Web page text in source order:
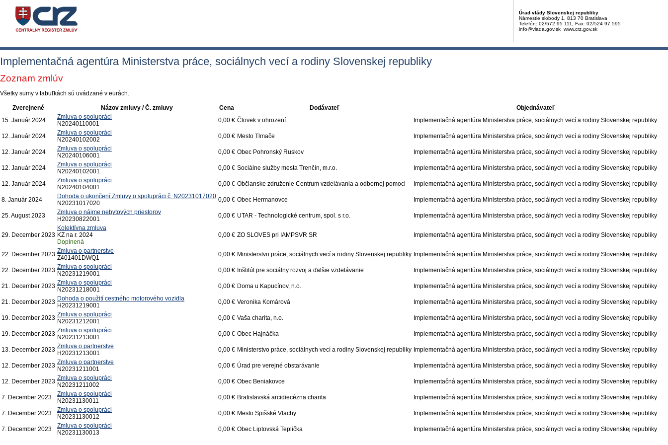
Úrad vlády Slovenskej republiky
Námestie slobody 1, 813 70 Bratislava
Telefón: 02/572 95 111, Fax: 02/524 97 595
info@vlada.gov.sk www.crz.gov.sk
Implementačná agentúra Ministerstva práce, sociálnych vecí a rodiny Slovenskej republiky
Zoznam zmlúv
Všetky sumy v tabuľkách sú uvádzané v eurách.
Zverejnené Názov zmluvy / Č. zmluvy Cena Dodávateľ
Objednávateľ
15. Január 2024
Zmluva o spolupráci
N20240110001
0,00 € Človek v ohrození Implementačná agentúra Ministerstva práce, sociálnych vecí a rodiny Slovenskej republiky
12. Január 2024
Zmluva o spolupráci
N20240102002
0,00 € Mesto Tlmače Implementačná agentúra Ministerstva práce, sociálnych vecí a rodiny Slovenskej republiky
12. Január 2024
Zmluva o spolupráci
N20240106001
0,00 € Obec Pohronský Ruskov Implementačná agentúra Ministerstva práce, sociálnych vecí a rodiny Slovenskej republiky
12. Január 2024
Zmluva o spolupráci
N20240102001
0,00 € Sociálne služby mesta Trenčín, m.r.o. Implementačná agentúra Ministerstva práce, sociálnych vecí a rodiny Slovenskej republiky
12. Január 2024
Zmluva o spolupráci
N20240104001
0,00 € Občianske združenie Centrum vzdelávania a odbornej pomoci Implementačná agentúra Ministerstva práce, sociálnych vecí a rodiny Slovenskej republiky
8. Január 2024
Dohoda o ukončení Zmluvy o spolupráci č. N20231017020
N20231017020
0,00 € Obec Hermanovce Implementačná agentúra Ministerstva práce, sociálnych vecí a rodiny Slovenskej republiky
25.August 2023
Zmluva o nájme nebytových priestorov
H20230822001
0,00 € UTAR - Technologické centrum, spol. s r.o. Implementačná agentúra Ministerstva práce, sociálnych vecí a rodiny Slovenskej republiky
29. December 2023
Kolektívna zmluva
KZ na r. 2024
Doplnená
0,00 € ZO SLOVES pri IAMPSVR SR Implementačná agentúra Ministerstva práce, sociálnych vecí a rodiny Slovenskej republiky
22. December 2023 Zmluva o partnerstve
Z401401DWQ1
0,00 € Ministerstvo práce, sociálnych vecí a rodiny Slovenskej republiky Implementačná agentúra Ministerstva práce, sociálnych vecí a rodiny Slovenskej republiky
22. December 2023 Zmluva o spolupráci
N20231219001
0,00 € Inštitút pre sociálny rozvoj a ďalšie vzdelávanie Implementačná agentúra Ministerstva práce, sociálnych vecí a rodiny Slovenskej republiky
21. December 2023 Zmluva o spolupráci
N20231218001
0,00 € Doma u Kapucínov, n.o. Implementačná agentúra Ministerstva práce, sociálnych vecí a rodiny Slovenskej republiky
21. December 2023 Dohoda o použití cestného motorového vozidla
H20231219001
0,00 € Veronika Komárová Implementačná agentúra Ministerstva práce, sociálnych vecí a rodiny Slovenskej republiky
19. December 2023 Zmluva o spolupráci
N20231212001
0,00 € Vaša charita, n.o. Implementačná agentúra Ministerstva práce, sociálnych vecí a rodiny Slovenskej republiky
19. December 2023 Zmluva o spolupráci
N20231213001
0,00 € Obec Hajnáčka Implementačná agentúra Ministerstva práce, sociálnych vecí a rodiny Slovenskej republiky
13. December 2023 Zmluva o partnerstve
H20231213001
0,00 € Ministerstvo práce, sociálnych vecí a rodiny Slovenskej republiky Implementačná agentúra Ministerstva práce, sociálnych vecí a rodiny Slovenskej republiky
12. December 2023 Zmluva o partnerstve
N20231211001
0,00 € Úrad pre verejné obstarávanie Implementačná agentúra Ministerstva práce, sociálnych vecí a rodiny Slovenskej republiky
12. December 2023 Zmluva o spolupráci
N20231211002
0,00 € Obec Beniakovce Implementačná agentúra Ministerstva práce, sociálnych vecí a rodiny Slovenskej republiky
7. December 2023
Zmluva o spolupráci
N20231130011
0,00 € Bratislavská arcidiecézna charita Implementačná agentúra Ministerstva práce, sociálnych vecí a rodiny Slovenskej republiky
7. December 2023
Zmluva o spolupráci
N20231130012
0,00 € Mesto Spišské Vlachy Implementačná agentúra Ministerstva práce, sociálnych vecí a rodiny Slovenskej republiky
7. December 2023
Zmluva o spolupráci
N20231130013
0,00 € Obec Liptovská Teplička Implementačná agentúra Ministerstva práce, sociálnych vecí a rodiny Slovenskej republiky